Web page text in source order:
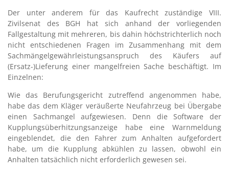
Der unter anderem für das Kaufrecht zuständige VIII.
Zivilsenat des BGH hat sich anhand der vorliegenden
Fallgestaltung mit mehreren, bis dahin höchstrichterlich noch
nicht entschiedenen Fragen im Zusammenhang mit dem
Sachmängelgewährleistungsanspruch des Käufers auf
(Ersatz-)Lieferung einer mangelfreien Sache beschäftigt. Im
Einzelnen:
Wie das Berufungsgericht zutreffend angenommen habe,
habe das dem Kläger veräußerte Neufahrzeug bei Übergabe
einen Sachmangel aufgewiesen. Denn die Software der
Kupplungsüberhitzungsanzeige habe eine Warnmeldung
eingeblendet, die den Fahrer zum Anhalten aufgefordert
habe, um die Kupplung abkühlen zu lassen, obwohl ein
Anhalten tatsächlich nicht erforderlich gewesen sei.